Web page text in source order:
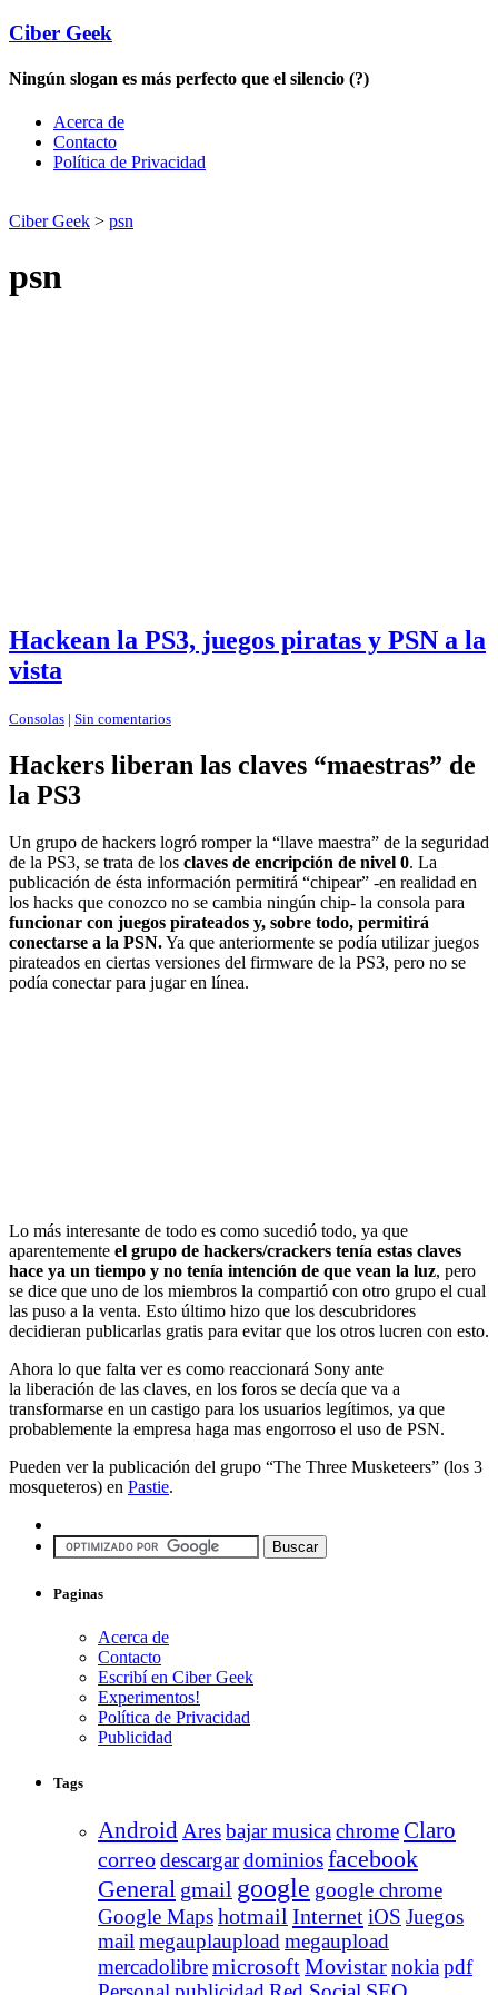
Ciber Geek
Ningún slogan es más perfecto que el silencio (?)
Acerca de
Contacto
Política de Privacidad
Ciber Geek > psn
psn
Hackean la PS3, juegos piratas y PSN a la
vista
Consolas | Sin comentarios
Hackers liberan las claves “maestras” de
la PS3
Un grupo de hackers logró romper la “llave maestra” de la seguridad
de la PS3, se trata de los claves de encripción de nivel 0. La
publicación de ésta información permitirá “chipear” -en realidad en
los hacks que conozco no se cambia ningún chip- la consola para
funcionar con juegos pirateados y, sobre todo, permitirá
conectarse a la PSN.Ya que anteriormente se podía utilizar juegos
pirateados en ciertas versiones del firmware de la PS3, pero no se
podía conectar para jugar en línea.
Lo más interesante de todo es como sucedió todo, ya que
aparentemente el grupo de hackers/crackers tenía estas claves
hace ya un tiempo y no tenía intención de que vean la luz, pero
se dice que uno de los miembros la compartió con otro grupo el cual
las puso a la venta. Esto último hizo que los descubridores
decidieran publicarlas gratis para evitar que los otros lucren con esto.
Ahora lo que falta ver es como reaccionará Sony ante
la liberación de las claves, en los foros se decía que va a
transformarse en un castigo para los usuarios legítimos, ya que
probablemente la empresa haga mas engorroso el uso de PSN.
Pueden ver la publicación del grupo “The Three Musketeers” (los 3
mosqueteros) en Pastie.
Paginas
Acerca de
Contacto
Escribí en Ciber Geek
Experimentos!
Política de Privacidad
Publicidad
Tags
AndroidAresbajar musicachromeClaro
correodescargardominiosfacebook
General gmail google google chrome
Google Mapshotmail InternetiOS Juegos
mailmegauplauploadmegaupload
mercadolibremicrosoftMovistarnokiapdf